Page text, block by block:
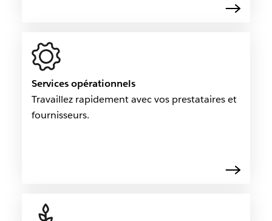
Services opérationnels
Travaillez rapidement avec vos prestataires et
fournisseurs.